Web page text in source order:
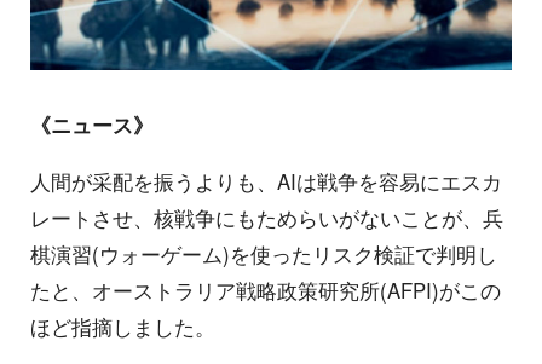
《ニュース》
人間が采配を振うよりも、AIは戦争を容易にエスカ
レートさせ、核戦争にもためらいがないことが、兵
棋演習(ウォーゲーム)を使ったリスク検証で判明し
たと、オーストラリア戦略政策研究所(AFPI)がこの
ほど指摘しました。